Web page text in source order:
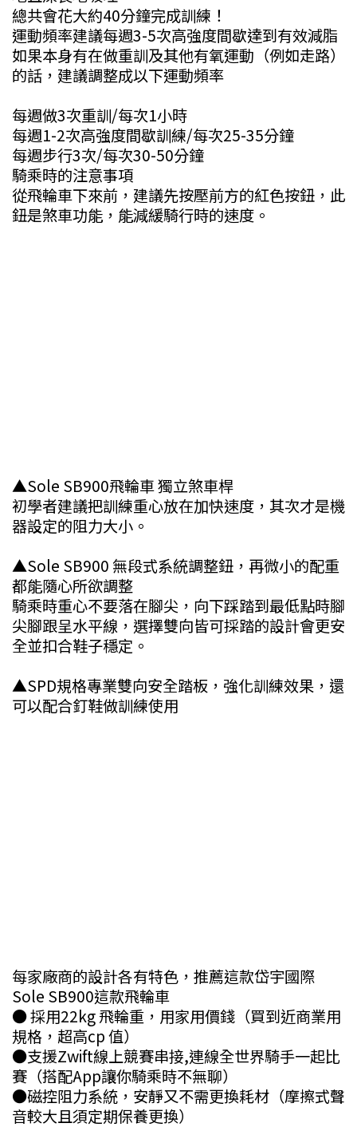
總共會花大約40分鐘完成訓練！
運動頻率建議每週3-5次高強度間歇達到有效減脂
如果本身有在做重訓及其他有氧運動（例如走路）
的話，建議調整成以下運動頻率
每週做3次重訓/每次1小時
每週1-2次高強度間歇訓練/每次25-35分鐘
每週步行3次/每次30-50分鐘
騎乘時的注意事項
從飛輪車下來前，建議先按壓前方的紅色按鈕，此
鈕是煞車功能，能減緩騎行時的速度。
▲Sole SB900飛輪車 獨立煞車桿
初學者建議把訓練重心放在加快速度，其次才是機
器設定的阻力大小。
▲Sole SB900 無段式系統調整鈕，再微小的配重
都能隨心所欲調整
騎乘時重心不要落在腳尖，向下踩踏到最低點時腳
尖腳跟呈水平線，選擇雙向皆可採踏的設計會更安
全並扣合鞋子穩定。
▲SPD規格專業雙向安全踏板，強化訓練效果，還
可以配合釘鞋做訓練使用
每家廠商的設計各有特色，推薦這款岱宇國際
Sole SB900這款飛輪車
● 採用22kg 飛輪重，用家用價錢（買到近商業用
規格，超高cp 值）
●支援Zwift線上競賽串接,連線全世界騎手一起比
賽（搭配App讓你騎乘時不無聊）
●磁控阻力系統，安靜又不需更換耗材（摩擦式聲
音較大且須定期保養更換）